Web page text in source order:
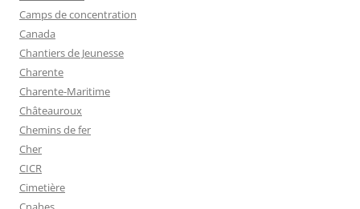
Camps de concentration
Canada
Chantiers de Jeunesse
Charente
Charente-Maritime
Châteauroux
Chemins de fer
Cher
CICR
Cimetière